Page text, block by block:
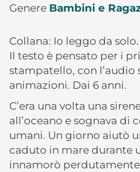
Genere Bambini e
Collana: Io leggo da
Il testo è pensato per i
stampatello, con
animazioni. Dai 6 anni.
C’era una volta una
all’oceano e sognava di
umani. Un giorno aiutò
caduto in mare durante
innamorò